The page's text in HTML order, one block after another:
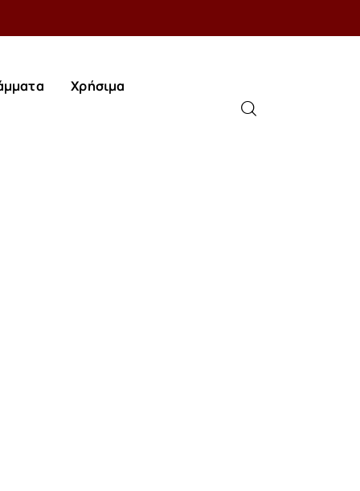
Χρήσιμα